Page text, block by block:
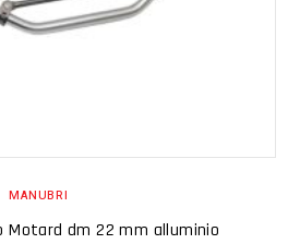
MANUBRI
Motard dm 22 mm alluminio